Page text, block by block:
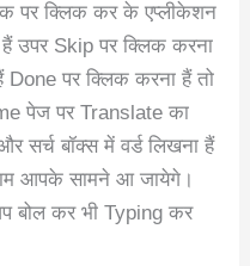
पर क्लिक कर के एप्लीकेशन
उपर Skip पर क्लिक करना
पर क्लिक करना हैं तो
पेज पर Translate का
सर्च बॉक्स में वर्ड लिखना हैं
आपके सामने आ जायेगे।
बोल कर भी Typing कर